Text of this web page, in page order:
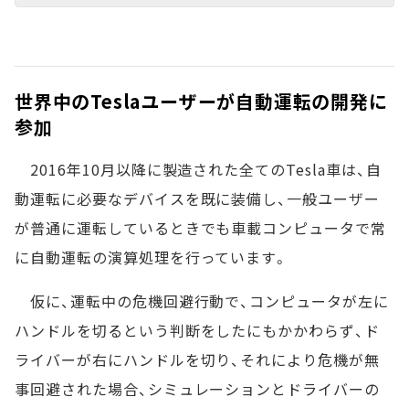
世界中のTeslaユーザーが自動運転の開発に
参加
2016年10月以降に製造された全てのTesla車は、自
動運転に必要なデバイスを既に装備し、一般ユーザー
が普通に運転しているときでも車載コンピュータで常
に自動運転の演算処理を行っています。
仮に、運転中の危機回避行動で、コンピュータが左に
ハンドルを切るという判断をしたにもかかわらず、ド
ライバーが右にハンドルを切り、それにより危機が無
事回避された場合、シミュレーションとドライバーの